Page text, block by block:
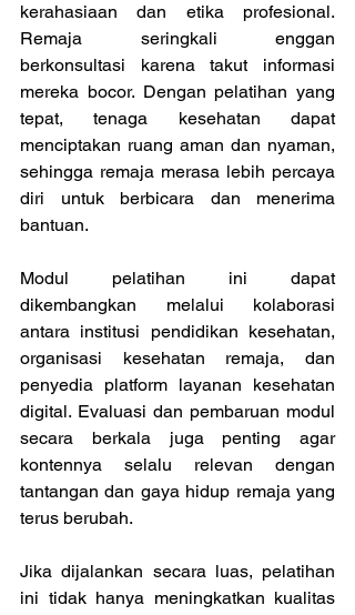
kerahasiaan dan etika profesional.
Remaja seringkali enggan
berkonsultasi karena takut informasi
mereka bocor. Dengan pelatihan yang
tepat, tenaga kesehatan dapat
menciptakan ruang aman dan nyaman,
sehingga remaja merasa lebih percaya
diri untuk berbicara dan menerima
bantuan.
Modul pelatihan ini dapat
dikembangkan melalui kolaborasi
antara institusi pendidikan kesehatan,
organisasi kesehatan remaja, dan
penyedia platform layanan kesehatan
digital. Evaluasi dan pembaruan modul
secara berkala juga penting agar
kontennya selalu relevan dengan
tantangan dan gaya hidup remaja yang
terus berubah.
Jika dijalankan secara luas, pelatihan
ini tidak hanya meningkatkan kualitas